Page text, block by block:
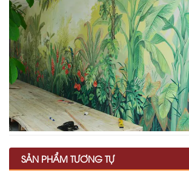
SẢN PHẨM TƯƠNG TỰ